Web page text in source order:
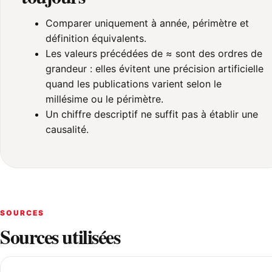
Comparer uniquement à année, périmètre et
définition équivalents.
Les valeurs précédées de ≈ sont des ordres de
grandeur : elles évitent une précision artificielle
quand les publications varient selon le
millésime ou le périmètre.
Un chiffre descriptif ne suffit pas à établir une
causalité.
SOURCES
Sources utilisées